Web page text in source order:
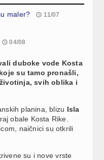
maler? 11/07
04/08
duboke vode Kosta
su tamo pronašli,
svih oblika i
planina, blizu Isla
obale Kosta Rike.
naičnici su otkrili
su i nove vrste